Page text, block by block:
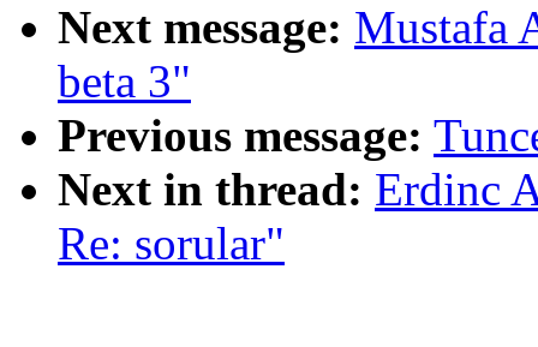
Next message: Mustafa
beta 3"
Previous message:
Next in thread: Erdinc
Re: sorular"